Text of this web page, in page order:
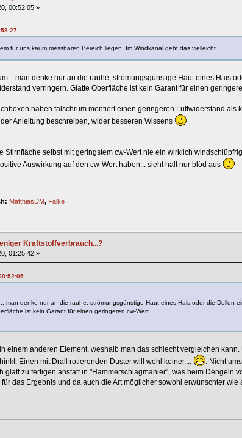
00:52:05 »
für uns kaum messbaren Bereich liegen. Im Windkanal geht das vielleicht....
man denke nur an die rauhe, strömungsgünstige Haut eines Hais
verringern. Glatte Oberfläche ist kein Garant für einen
haben falschrum montiert einen geringeren Luftwiderstand
Anleitung beschreiben, wider besseren Wissens
Stirnfläche selbst mit geringstem cw-Wert nie ein wirklich
Auswirkung auf den cw-Wert haben... sieht halt nur blöd aus
MatthiasDM, Falke
Kraftstoffverbrauch...?
01:25:42 »
man denke nur an die rauhe, strömungsgünstige Haut eines Hais oder die Dellen
ist kein Garant für einen geringeren cw-Wert....
einem anderen Element, weshalb man das schlecht vergleichen
Einen mit Drall rotierenden Duster will wohl keiner....
. Nicht
glatt zu fertigen anstatt in "Hammerschlagmanier", was beim Dengeln
das Ergebnis und da auch die Art möglicher sowohl erwünschter